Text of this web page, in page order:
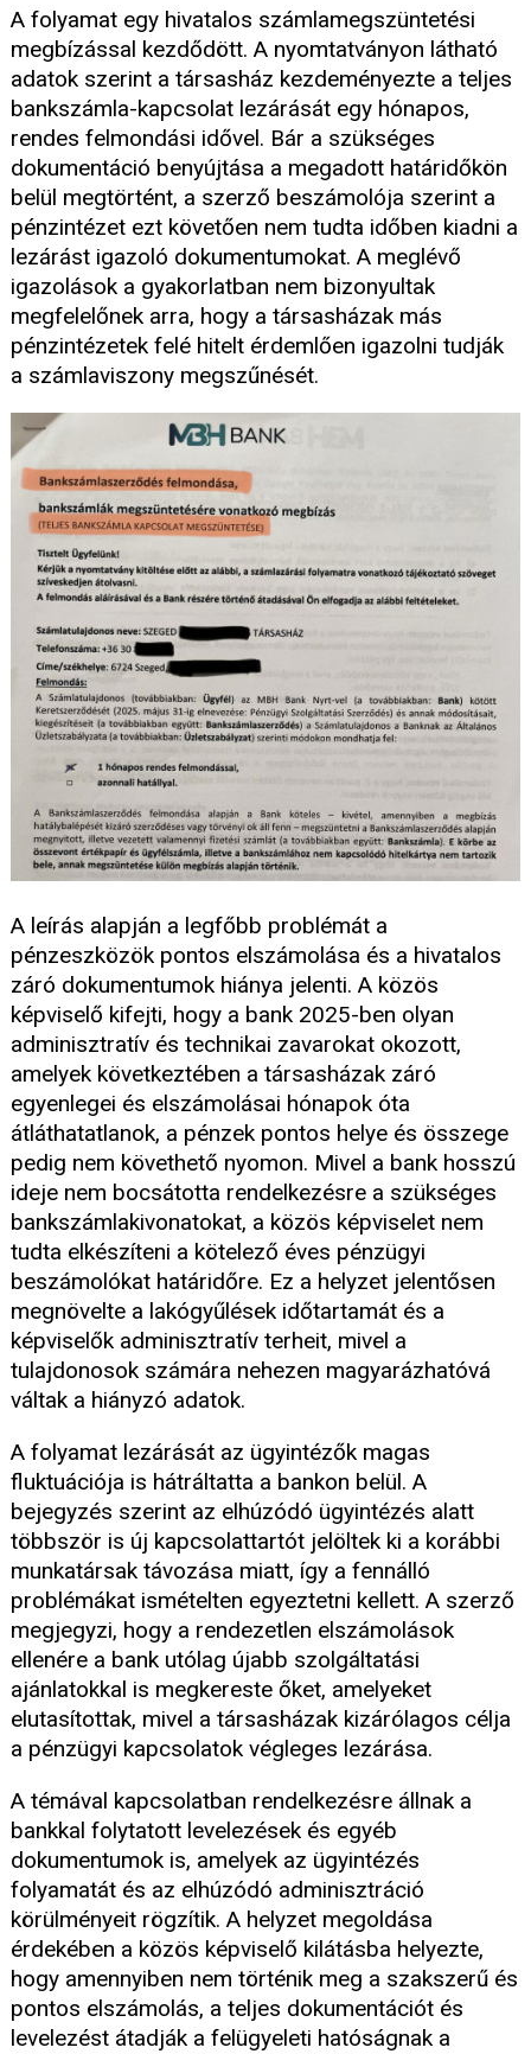
A folyamat egy hivatalos számlamegszüntetési
megbízással kezdődött. A nyomtatványon látható
adatok szerint a társasház kezdeményezte a teljes
bankszámla-kapcsolat lezárását egy hónapos,
rendes felmondási idővel. Bár a szükséges
dokumentáció benyújtása a megadott határidőkön
belül megtörtént, a szerző beszámolója szerint a
pénzintézet ezt követően nem tudta időben kiadni a
lezárást igazoló dokumentumokat. A meglévő
igazolások a gyakorlatban nem bizonyultak
megfelelőnek arra, hogy a társasházak más
pénzintézetek felé hitelt érdemlően igazolni tudják
a számlaviszony megszűnését.
A leírás alapján a legfőbb problémát a
pénzeszközök pontos elszámolása és a hivatalos
záró dokumentumok hiánya jelenti. A közös
képviselő kifejti, hogy a bank 2025-ben olyan
adminisztratív és technikai zavarokat okozott,
amelyek következtében a társasházak záró
egyenlegei és elszámolásai hónapok óta
átláthatatlanok, a pénzek pontos helye és összege
pedig nem követhető nyomon. Mivel a bank hosszú
ideje nem bocsátotta rendelkezésre a szükséges
bankszámlakivonatokat, a közös képviselet nem
tudta elkészíteni a kötelező éves pénzügyi
beszámolókat határidőre. Ez a helyzet jelentősen
megnövelte a lakógyűlések időtartamát és a
képviselők adminisztratív terheit, mivel a
tulajdonosok számára nehezen magyarázhatóvá
váltak a hiányzó adatok.
A folyamat lezárását az ügyintézők magas
fluktuációja is hátráltatta a bankon belül. A
bejegyzés szerint az elhúzódó ügyintézés alatt
többször is új kapcsolattartót jelöltek ki a korábbi
munkatársak távozása miatt, így a fennálló
problémákat ismételten egyeztetni kellett. A szerző
megjegyzi, hogy a rendezetlen elszámolások
ellenére a bank utólag újabb szolgáltatási
ajánlatokkal is megkereste őket, amelyeket
elutasítottak, mivel a társasházak kizárólagos célja
a pénzügyi kapcsolatok végleges lezárása.
A témával kapcsolatban rendelkezésre állnak a
bankkal folytatott levelezések és egyéb
dokumentumok is, amelyek az ügyintézés
folyamatát és az elhúzódó adminisztráció
körülményeit rögzítik. A helyzet megoldása
érdekében a közös képviselő kilátásba helyezte,
hogy amennyiben nem történik meg a szakszerű és
pontos elszámolás, a teljes dokumentációt és
levelezést átadják a felügyeleti hatóságnak a